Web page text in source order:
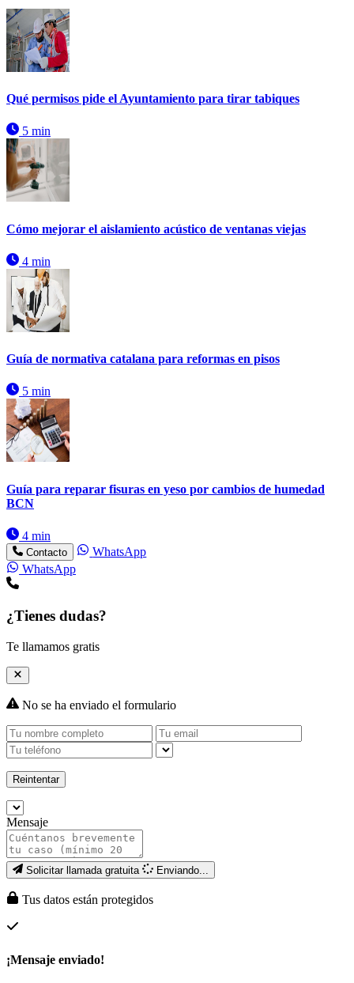
Qué permisos pide el Ayuntamiento para tirar tabiques
5 min
Cómo mejorar el aislamiento acústico de ventanas viejas
4 min
Guía de normativa catalana para reformas en pisos
5 min
Guía para reparar fisuras en yeso por cambios de humedad
BCN
4 min
Contacto
WhatsApp
WhatsApp
¿Tienes dudas?
Te llamamos gratis
No se ha enviado el formulario
Reintentar
Mensaje
Solicitar llamada gratuita Enviando...
Tus datos están protegidos
¡Mensaje enviado!